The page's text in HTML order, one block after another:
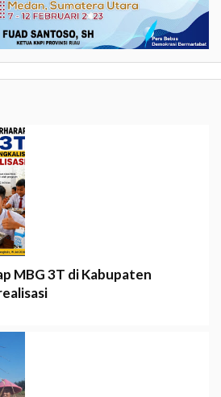
MBG 3T di Kabupaten